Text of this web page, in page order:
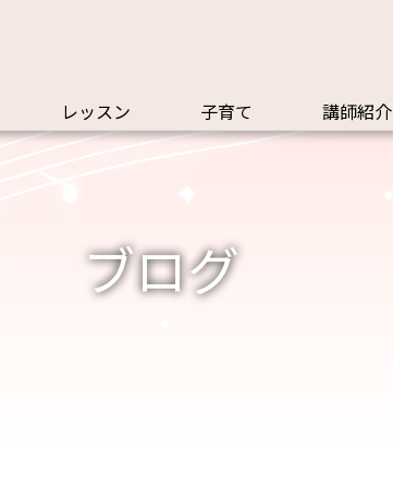
レッスン 子育て 講師紹介
ブログ